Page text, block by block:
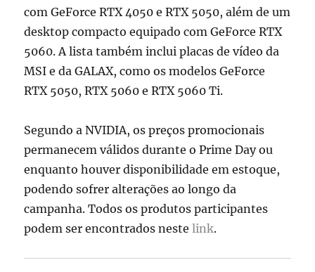
com GeForce RTX 4050 e RTX 5050, além de um
desktop compacto equipado com GeForce RTX
5060. A lista também inclui placas de vídeo da
MSI e da GALAX, como os modelos GeForce
RTX 5050, RTX 5060 e RTX 5060 Ti.
Segundo a NVIDIA, os preços promocionais
permanecem válidos durante o Prime Day ou
enquanto houver disponibilidade em estoque,
podendo sofrer alterações ao longo da
campanha. Todos os produtos participantes
podem ser encontrados nestelink.